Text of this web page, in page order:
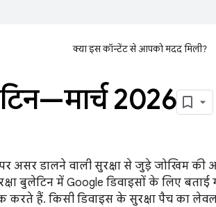
क्या इस कॉन्टेंट से आपको मदद मिली?
2026
असर डालने वाली सुरक्षा से जुड़े जोखिम
बुलेटिन में Google डिवाइसों के लिए बताई
करते हैं. किसी डिवाइस के सुरक्षा पैच का